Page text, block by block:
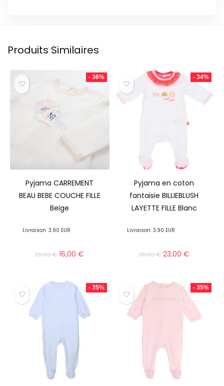
Produits Similaires
- 36%
Pyjama CARREMENT
BEAU BEBE COUCHE FILLE
Beige
Livraison 3.90 EUR
25,00€ 16,00€
- 34%
Pyjama en coton
fantaisie BILLIEBLUSH
LAYETTE FILLE Blanc
Livraison 3.90 EUR
35,00€ 23,00 €
- 35% - 35%